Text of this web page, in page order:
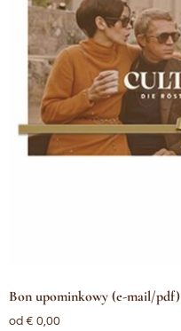
Bon upominkowy (e-mail/pdf)
od € 0,00